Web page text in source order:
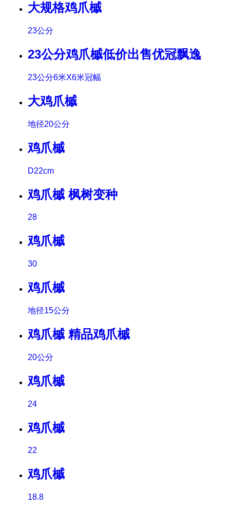
大规格鸡爪槭
23公分
23公分鸡爪槭低价出售优冠飘逸
23公分6米X6米冠幅
大鸡爪槭
地径20公分
鸡爪槭
D22cm
鸡爪槭 枫树变种
28
鸡爪槭
30
鸡爪槭
地径15公分
鸡爪槭 精品鸡爪槭
20公分
鸡爪槭
24
鸡爪槭
22
鸡爪槭
18.8